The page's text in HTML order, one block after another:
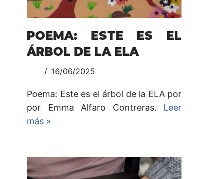
POEMA: ESTE ES EL
ÁRBOL DE LA ELA
16/06/2025
Poema: Este es el árbol de la ELA por
por Emma Alfaro Contreras. Leer
más »